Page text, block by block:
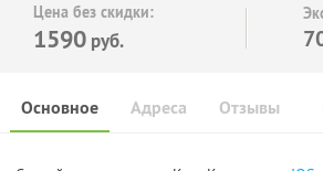
Цена без скидки:
1590 руб.
Основное Отзывы
Адреса